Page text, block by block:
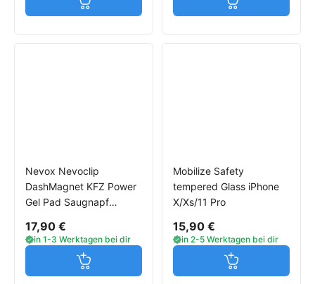
Jetzt in den Warenkorb Jetzt in den
Nevox Nevoclip
DashMagnet KFZ Power
Gel Pad Saugnapf
17,90 €
in 1-3 Werktagen bei dir
Jetzt in den Warenkorb
Mobilize Safety
tempered Glass iPhone
X/Xs/11 Pro
15,90 €
in 2-5 Werktagen bei dir
Jetzt in den